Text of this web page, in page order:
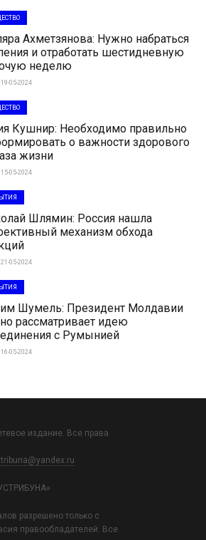
Ахметзянова: Нужно набраться
и отработать шестидневную
неделю
05-2024
Кушнир: Необходимо правильно
о важности здорового
жизни
05-2024
Шлямин: Россия нашла
механизм обхода
05-2024
Шумель: Президент Молдавии
рассматривает идею
с Румынией
05-2024
издание. Все права
разрешено только с
правообладателей. Все